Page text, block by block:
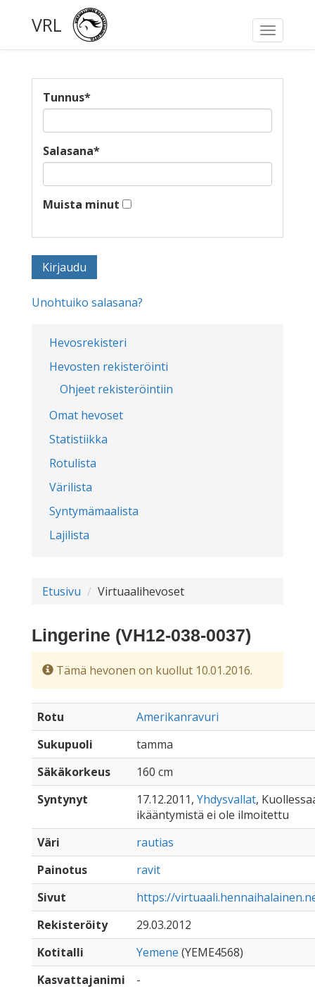
Toggle
VRL
Hevosrekisteri
Hevosten rekisteröinti
Ohjeet rekisteröintiin
Omat hevoset
Statistiikka
Rotulista
Värilista
Syntymämaalista
Lajilista
Tunnus*
Salasana*
Muista minut
Unohtuiko salasana?
Etusivu Virtuaalihevoset
Lingerine (VH12-038-0037)
Tämä hevonen on kuollut 10.01.2016.
Rotu
Amerikanravuri
Sukupuoli
tamma
Säkäkorkeus
160 cm
Syntynyt
17.12.2011, Yhdysvallat,
ikääntymistä ei ole ilmoitettu
Väri
rautias
Painotus
ravit
Sivut
https://
Rekisteröity
29.03.2012
Kotitalli
Yemene (YEME4568)
Kasvattajanimi
-